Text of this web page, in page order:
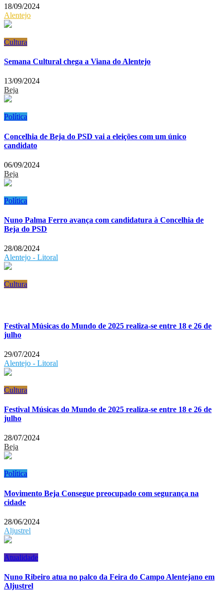
18/09/2024
Alentejo
Cultura
Semana Cultural chega a Viana do Alentejo
13/09/2024
Beja
Política
Concelhia de Beja do PSD vai a eleições com um único
candidato
06/09/2024
Beja
Política
Nuno Palma Ferro avança com candidatura à Concelhia de
Beja do PSD
28/08/2024
Alentejo - Litoral
Cultura
Festival Músicas do Mundo de 2025 realiza-se entre 18 e 26 de
julho
29/07/2024
Alentejo - Litoral
Cultura
Festival Músicas do Mundo de 2025 realiza-se entre 18 e 26 de
julho
28/07/2024
Beja
Política
Movimento Beja Consegue preocupado com segurança na
cidade
28/06/2024
Aljustrel
Atualidade
Nuno Ribeiro atua no palco da Feira do Campo Alentejano em
Aljustrel